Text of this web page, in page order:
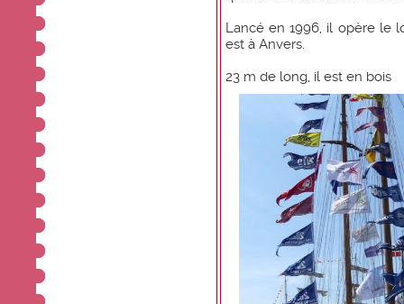
Lancé en 1996, il opère le
est à Anvers.
23 m de long, il est en bois